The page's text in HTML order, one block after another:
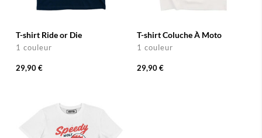
T-shirt Ride or Die
1 couleur
29,90 €
T-shirt Coluche À Moto
1 couleur
29,90 €